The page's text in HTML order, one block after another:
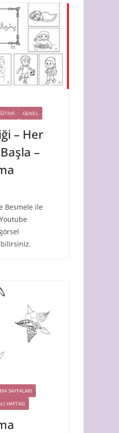
GENEL
– Her
–
Besmele ile
SAYFALARI
HAFTASI